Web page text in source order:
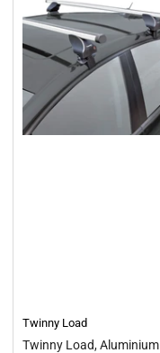
Twinny Load
Twinny Load, Aluminium